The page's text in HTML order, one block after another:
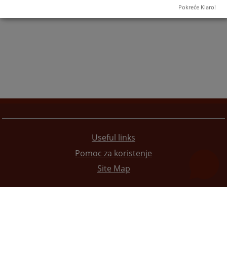
Useful links
Pomoc za koristenje
Site Map
Pokreće Klaro!